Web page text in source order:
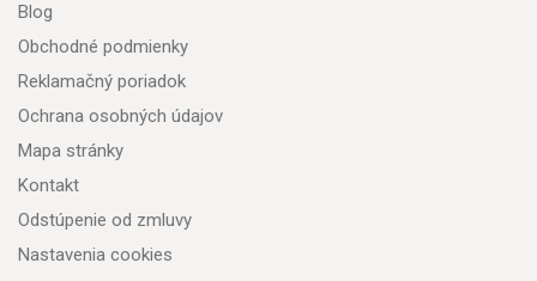
Blog
Obchodné podmienky
Reklamačný poriadok
Ochrana osobných údajov
Mapa stránky
Kontakt
Odstúpenie od zmluvy
Nastavenia cookies